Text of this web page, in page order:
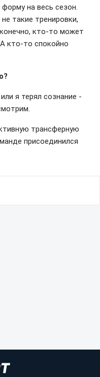
на весь сезон.
такие тренировки,
кто-то может
кто-то спокойно
я терял сознание -
трансферную
присоединился